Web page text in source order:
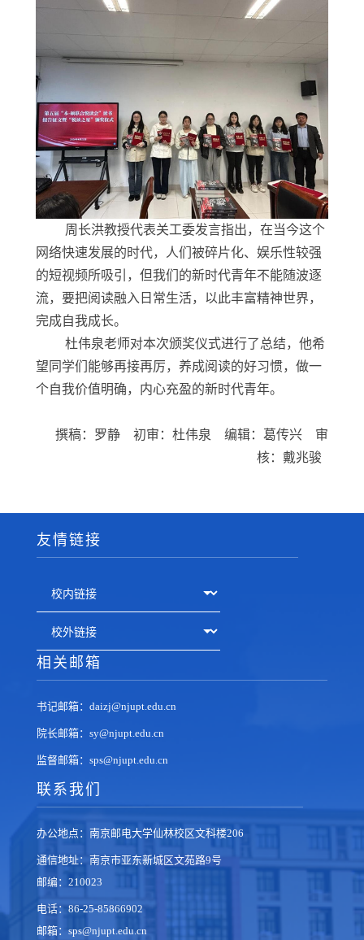
周长洪教授代表关工委发言指出，在当今这个
网络快速发展的时代，人们被碎片化、娱乐性较强
的短视频所吸引，但我们的新时代青年不能随波逐
流，要把阅读融入日常生活，以此丰富精神世界，
完成自我成长。
杜伟泉老师对本次颁奖仪式进行了总结，他希
望同学们能够再接再厉，养成阅读的好习惯，做一
个自我价值明确，内心充盈的新时代青年。
撰稿：罗静 初审：杜伟泉 编辑：葛传兴 审
核：戴兆骏
友情链接
相关邮箱
书记邮箱：daizj@njupt.edu.cn
院长邮箱：sy@njupt.edu.cn
监督邮箱：sps@njupt.edu.cn
联系我们
办公地点：南京邮电大学仙林校区文科楼206
通信地址：南京市亚东新城区文苑路9号
邮编：210023
电话：86-25-85866902
邮箱：sps@njupt.edu.cn